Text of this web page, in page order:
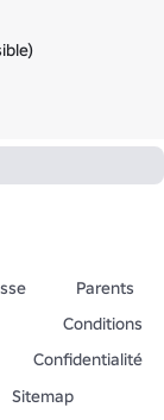
Parents
Conditions
Confidentialité
Sitemap